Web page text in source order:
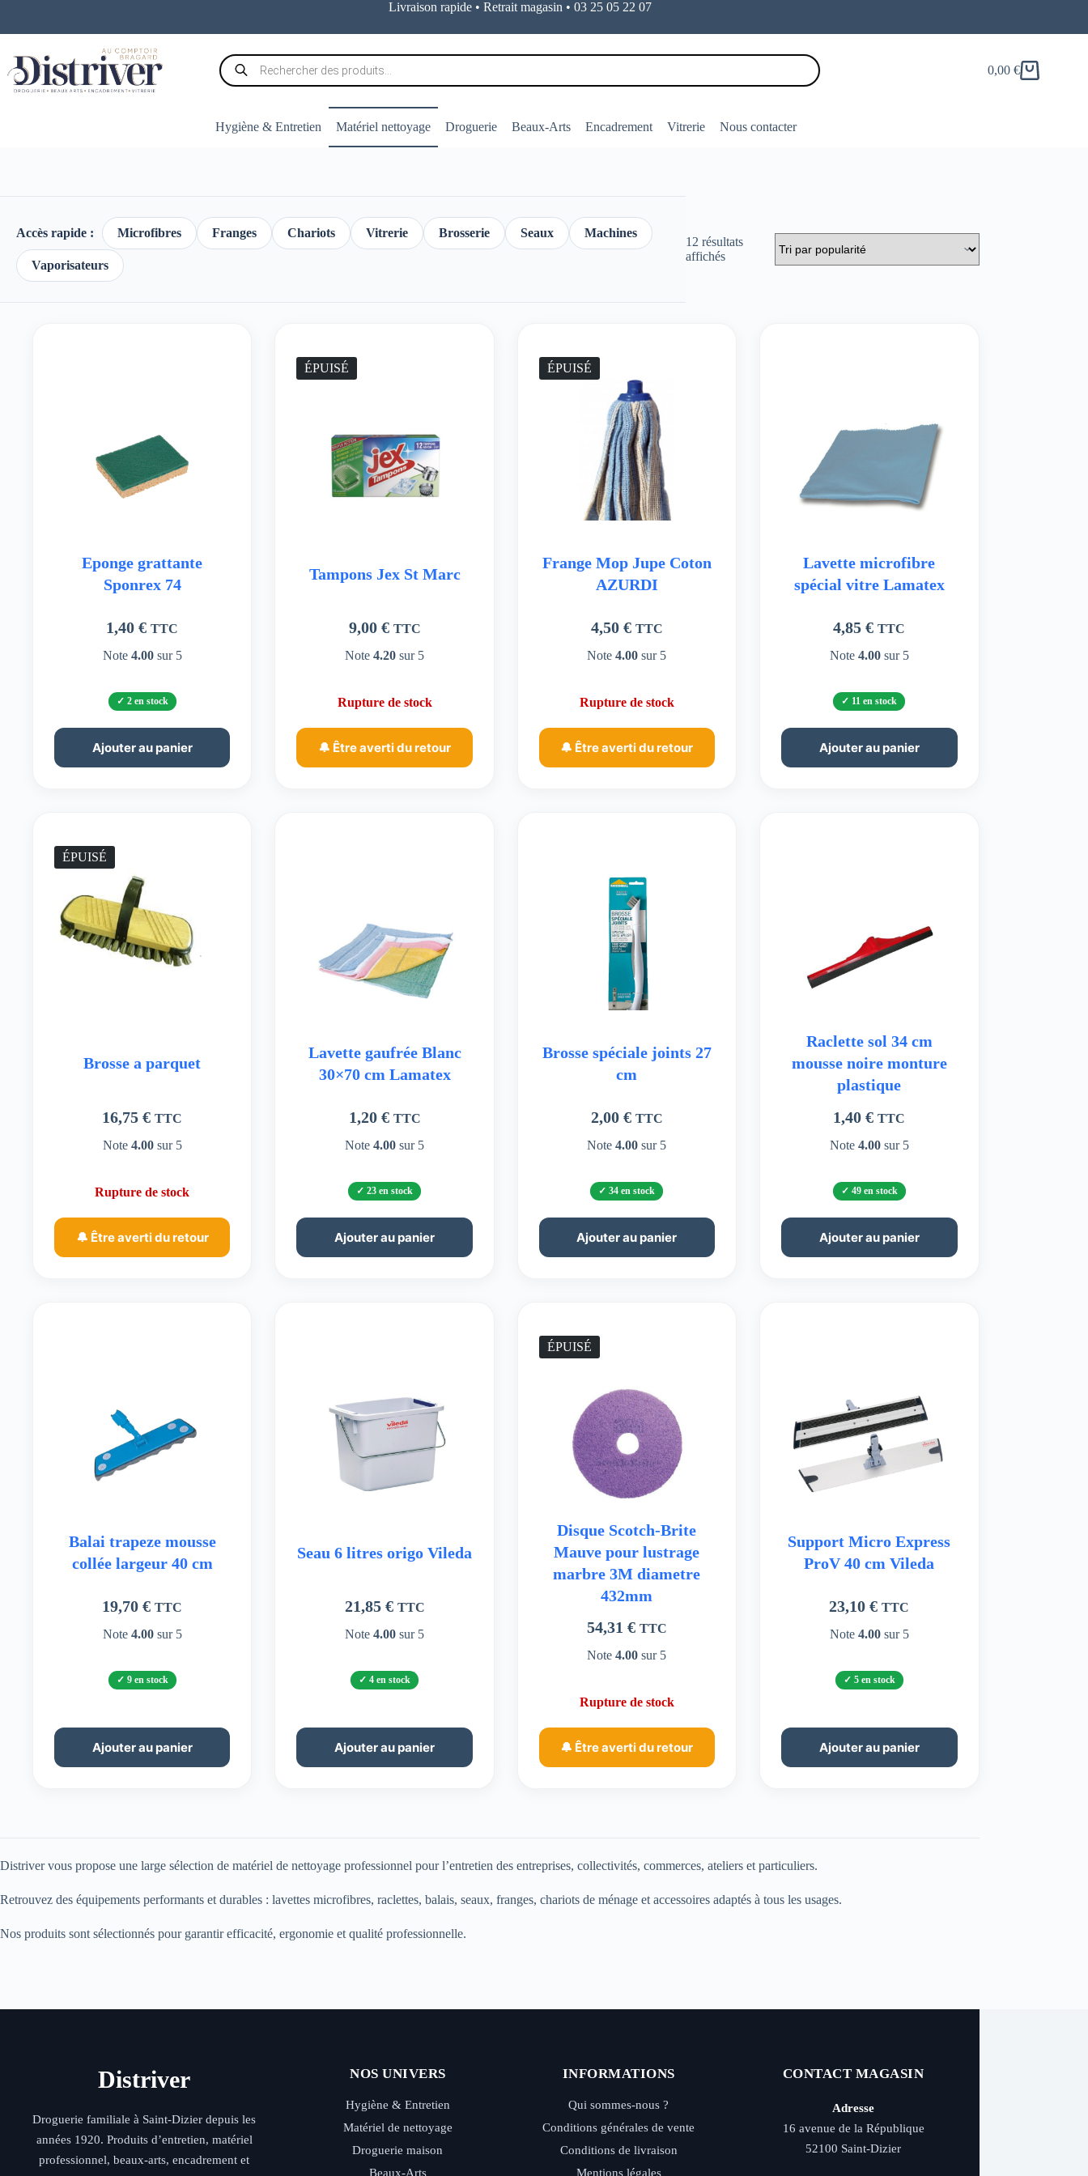
contenu
Livraison rapide • Retrait magasin • 03 25 05 22 07
Recherche
de
produits
Panier
0,00 €
Hygiène & Entretien Matériel nettoyage Droguerie Beaux-Arts Encadrement Vitrerie Nous contacter
Accès rapide : Microfibres Franges Chariots Vitrerie Brosserie Seaux Machines
Vaporisateurs
12 résultats
affichésTrié
Eponge grattante
Sponrex 74
1,40€ TTC
Note 4.00sur 5
2 en stock
Ajouter au panier
ÉPUISÉ
Tampons Jex St Marc
9,00 € TTC
Note4.20 sur 5
Rupture de stock
🔔 Être averti du retour
ÉPUISÉ
Frange Mop Jupe Coton
AZURDI
4,50 € TTC
Note4.00 sur 5
Rupture de stock
🔔 Être averti du retour
Lavette microfibre
spécial vitre Lamatex
4,85€ TTC
Note 4.00sur 5
11 en stock
Ajouter au panier
ÉPUISÉ
Brosse a parquet
16,75€ TTC
Note 4.00sur 5
Rupture de stock
🔔 Être averti du retour
Lavette gaufrée Blanc
30×70 cm Lamatex
1,20 € TTC
Note4.00 sur 5
23 en stock
Ajouter au panier
Brosse spéciale joints 27
cm
2,00 € TTC
Note4.00 sur 5
34 en stock
Ajouter au panier
Raclette sol 34 cm
mousse noire monture
plastique
1,40€ TTC
Note 4.00sur 5
49 en stock
Ajouter au panier
Balai trapeze mousse
collée largeur 40 cm
19,70€ TTC
Note 4.00sur 5
9 en stock
Ajouter au panier
Seau 6 litres origo Vileda
21,85 € TTC
Note4.00 sur 5
4 en stock
Ajouter au panier
ÉPUISÉ
Disque Scotch-Brite
Mauve pour lustrage
marbre 3M diametre
432mm
54,31 € TTC
Note4.00 sur 5
Rupture de stock
🔔 Être averti du retour
Support Micro Express
ProV 40 cm Vileda
23,10€ TTC
Note 4.00sur 5
5 en stock
Ajouter au panier
Distriver vous propose une large sélection de matériel de nettoyage professionnel pour l’entretien des entreprises, collectivités, commerces, ateliers et particuliers.
Retrouvez des équipements performants et durables : lavettes microfibres, raclettes, balais, seaux, franges, chariots de ménage et accessoires adaptés à tous les usages.
Nos produits sont sélectionnés pour garantir efficacité, ergonomie et qualité professionnelle.
Distriver
Droguerie familiale à Saint-Dizier depuis les
années 1920. Produits d’entretien, matériel
professionnel, beaux-arts, encadrement et
NOS UNIVERS
Hygiène & Entretien
Matériel de nettoyage
Droguerie maison
Beaux-Arts
INFORMATIONS
Qui sommes-nous ?
Conditions générales de vente
Conditions de livraison
Mentions légales
CONTACT MAGASIN
Adresse
16 avenue de la République
52100 Saint-Dizier